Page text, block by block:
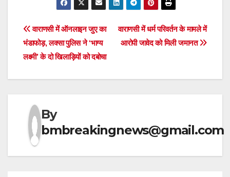
Post
navigation
वाराणसी में धर्म परिवर्तन के मामले में
आरोपी जावेद को मिली जमानत
वाराणसी में ऑनलाइन जुए का
भंडाफोड़, लक्सा पुलिस ने ‘भाग्य
लक्ष्मी’ के दो खिलाड़ियों को दबोचा
By
bmbreakingnews@gmail.com